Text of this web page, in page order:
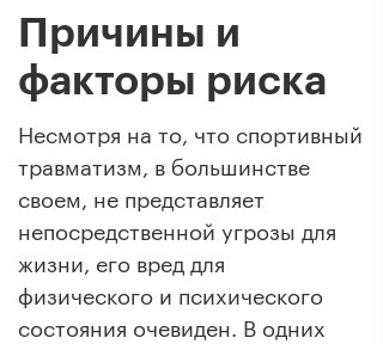
Причины и
факторы риска
Несмотря на то, что спортивный
травматизм, в большинстве
своем, не представляет
непосредственной угрозы для
жизни, его вред для
физического и психического
состояния очевиден. В одних